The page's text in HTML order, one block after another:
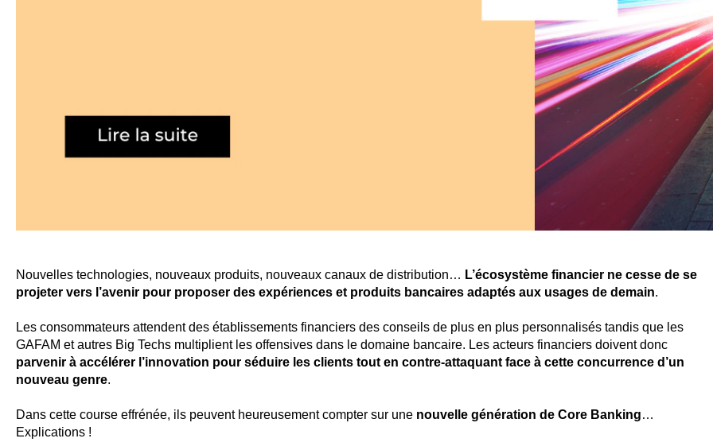
Nouvelles technologies, nouveaux produits, nouveaux canaux de distribution… L’écosystème financier ne cesse de se
projeter vers l’avenir pour proposer des expériences et produits bancaires adaptés aux usages de demain.
Les consommateurs attendent des établissements financiers des conseils de plus en plus personnalisés tandis que les
GAFAM et autres Big Techs multiplient les offensives dans le domaine bancaire. Les acteurs financiers doivent donc
parvenir à accélérer l’innovation pour séduire les clients tout en contre-attaquant face à cette concurrence d’un
nouveau genre.
Dans cette course effrénée, ils peuvent heureusement compter sur une nouvelle génération de Core Banking…
Explications !